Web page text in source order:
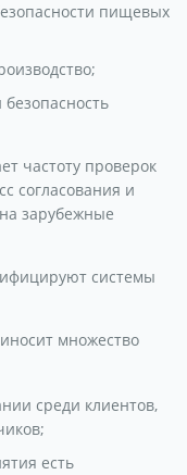
пищевых
частоту проверок
согласования и
зарубежные
системы
множество
среди клиентов,
есть